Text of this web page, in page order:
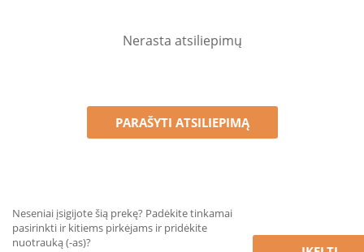
Nerasta atsiliepimų
PARAŠYTI ATSILIEPIMĄ
Neseniai įsigijote šią prekę? Padėkite tinkamai
pasirinkti ir kitiems pirkėjams ir pridėkite
nuotrauką (-as)?